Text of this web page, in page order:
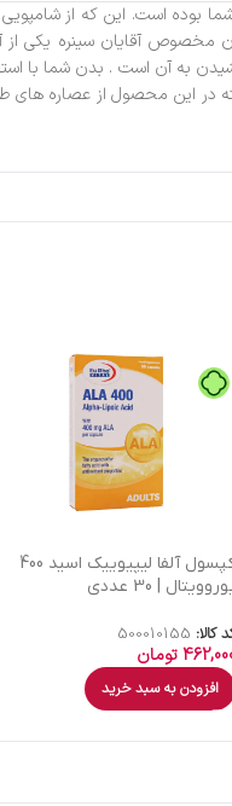
یار شما بوده است. این که از
مخصوص آقایان سینره یکی از
به آن است . بدن شما با
در این محصول از عصاره
کپسول آلفا لیپیوییک اسید 400
| 30 عددی
کالا: 500010155
تومان
افزودن به سبد خرید